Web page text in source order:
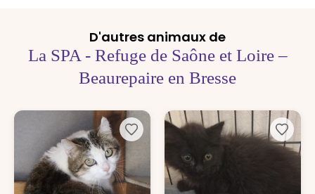
D'autres animaux de
La SPA - Refuge de Saône et Loire –
Beaurepaire en Bresse